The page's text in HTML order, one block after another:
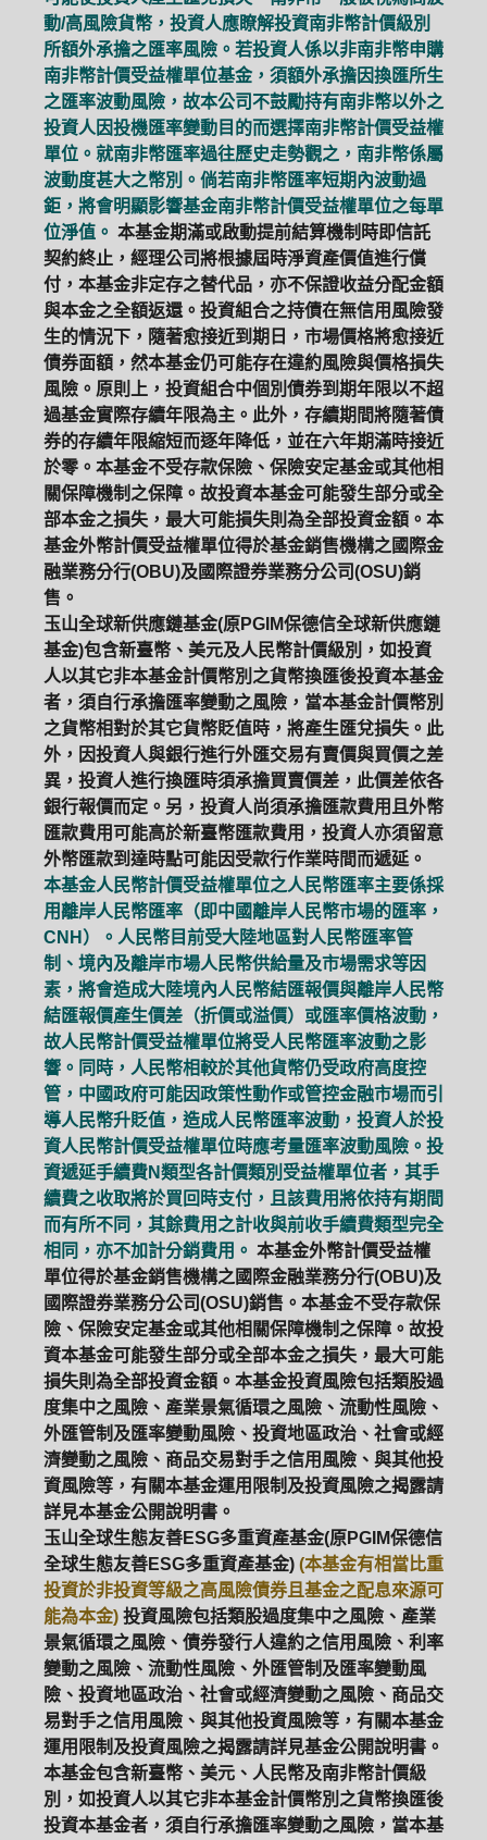
動/高風險貨幣，投資人應瞭解投資南非幣計價級別
所額外承擔之匯率風險。若投資人係以非南非幣申購
南非幣計價受益權單位基金，須額外承擔因換匯所生
之匯率波動風險，故本公司不鼓勵持有南非幣以外之
投資人因投機匯率變動目的而選擇南非幣計價受益權
單位。就南非幣匯率過往歷史走勢觀之，南非幣係屬
波動度甚大之幣別。倘若南非幣匯率短期內波動過
鉅，將會明顯影響基金南非幣計價受益權單位之每單
位淨值。 本基金期滿或啟動提前結算機制時即信託
契約終止，經理公司將根據屆時淨資產價值進行償
付，本基金非定存之替代品，亦不保證收益分配金額
與本金之全額返還。投資組合之持債在無信用風險發
生的情況下，隨著愈接近到期日，市場價格將愈接近
債券面額，然本基金仍可能存在違約風險與價格損失
風險。原則上，投資組合中個別債券到期年限以不超
過基金實際存續年限為主。此外，存續期間將隨著債
券的存續年限縮短而逐年降低，並在六年期滿時接近
於零。本基金不受存款保險、保險安定基金或其他相
關保障機制之保障。故投資本基金可能發生部分或全
部本金之損失，最大可能損失則為全部投資金額。本
基金外幣計價受益權單位得於基金銷售機構之國際金
融業務分行(OBU)及國際證券業務分公司(OSU)銷
售。
玉山全球新供應鏈基金(原PGIM保德信全球新供應鏈
基金)包含新臺幣、美元及人民幣計價級別，如投資
人以其它非本基金計價幣別之貨幣換匯後投資本基金
者，須自行承擔匯率變動之風險，當本基金計價幣別
之貨幣相對於其它貨幣貶值時，將產生匯兌損失。此
外，因投資人與銀行進行外匯交易有賣價與買價之差
異，投資人進行換匯時須承擔買賣價差，此價差依各
銀行報價而定。另，投資人尚須承擔匯款費用且外幣
匯款費用可能高於新臺幣匯款費用，投資人亦須留意
外幣匯款到達時點可能因受款行作業時間而遞延。
本基金人民幣計價受益權單位之人民幣匯率主要係採
用離岸人民幣匯率（即中國離岸人民幣市場的匯率，
CNH）。人民幣目前受大陸地區對人民幣匯率管
制、境內及離岸市場人民幣供給量及市場需求等因
素，將會造成大陸境內人民幣結匯報價與離岸人民幣
結匯報價產生價差（折價或溢價）或匯率價格波動，
故人民幣計價受益權單位將受人民幣匯率波動之影
響。同時，人民幣相較於其他貨幣仍受政府高度控
管，中國政府可能因政策性動作或管控金融市場而引
導人民幣升貶值，造成人民幣匯率波動，投資人於投
資人民幣計價受益權單位時應考量匯率波動風險。投
資遞延手續費N類型各計價類別受益權單位者，其手
續費之收取將於買回時支付，且該費用將依持有期間
而有所不同，其餘費用之計收與前收手續費類型完全
相同，亦不加計分銷費用。 本基金外幣計價受益權
單位得於基金銷售機構之國際金融業務分行(OBU)及
國際證券業務分公司(OSU)銷售。本基金不受存款保
險、保險安定基金或其他相關保障機制之保障。故投
資本基金可能發生部分或全部本金之損失，最大可能
損失則為全部投資金額。本基金投資風險包括類股過
度集中之風險、產業景氣循環之風險、流動性風險、
外匯管制及匯率變動風險、投資地區政治、社會或經
濟變動之風險、商品交易對手之信用風險、與其他投
資風險等，有關本基金運用限制及投資風險之揭露請
詳見本基金公開說明書。
玉山全球生態友善ESG多重資產基金(原PGIM保德信
全球生態友善ESG多重資產基金) (本基金有相當比重
投資於非投資等級之高風險債券且基金之配息來源可
能為本金) 投資風險包括類股過度集中之風險、產業
景氣循環之風險、債券發行人違約之信用風險、利率
變動之風險、流動性風險、外匯管制及匯率變動風
險、投資地區政治、社會或經濟變動之風險、商品交
易對手之信用風險、與其他投資風險等，有關本基金
運用限制及投資風險之揭露請詳見基金公開說明書。
本基金包含新臺幣、美元、人民幣及南非幣計價級
別，如投資人以其它非本基金計價幣別之貨幣換匯後
投資本基金者，須自行承擔匯率變動之風險，當本基